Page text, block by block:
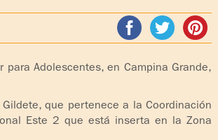
Adolescentes, en Campina Grande,
que pertenece a la Coordinación
Este 2 que está inserta en la Zona